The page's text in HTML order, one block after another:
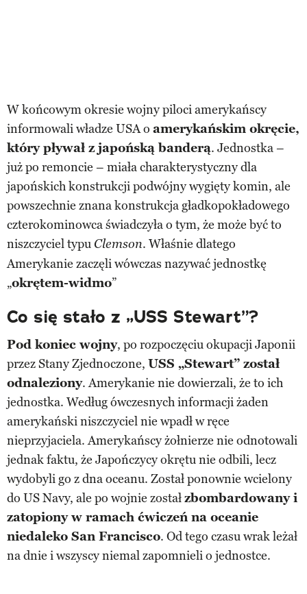
W końcowym okresie wojny piloci amerykańscy
informowali władze USA o amerykańskim okręcie,
który pływał z japońską banderą. Jednostka –
już po remoncie – miała charakterystyczny dla
japońskich konstrukcji podwójny wygięty komin, ale
powszechnie znana konstrukcja gładkopokładowego
czterokominowca świadczyła o tym, że może być to
niszczyciel typu Clemson. Właśnie dlatego
Amerykanie zaczęli wówczas nazywać jednostkę
„okrętem-widmo”
Co się stało z „USS Stewart”?
Pod koniec wojny, po rozpoczęciu okupacji Japonii
przez Stany Zjednoczone, USS „Stewart” został
odnaleziony. Amerykanie nie dowierzali, że to ich
jednostka. Według ówczesnych informacji żaden
amerykański niszczyciel nie wpadł w ręce
nieprzyjaciela. Amerykańscy żołnierze nie odnotowali
jednak faktu, że Japończycy okrętu nie odbili, lecz
wydobyli go z dna oceanu. Został ponownie wcielony
do US Navy, ale po wojnie zostałzbombardowany i
zatopiony w ramach ćwiczeń na oceanie
niedaleko San Francisco. Od tego czasu wrak leżał
na dnie i wszyscy niemal zapomnieli o jednostce.